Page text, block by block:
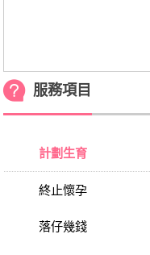
服務項目
計劃生育
終止懷孕
落仔幾錢